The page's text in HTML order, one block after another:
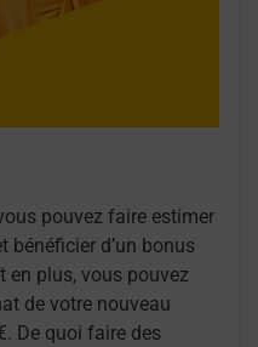
pouvez faire estimer
bénéficier d’un bonus
en plus, vous pouvez
de votre nouveau
De quoi faire des